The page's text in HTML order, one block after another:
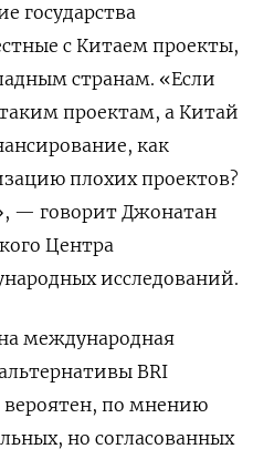
государства
с Китаем проекты,
странам. «Если
проектам, а Китай
как
плохих проектов?
— говорит Джонатан
Центра
исследований.
международная
BRI
вероятен, по мнению
но согласованных